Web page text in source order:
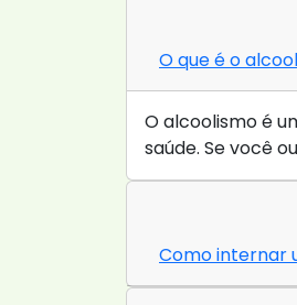
O que é o
O alcoolismo é
saúde. Se você
Como internar